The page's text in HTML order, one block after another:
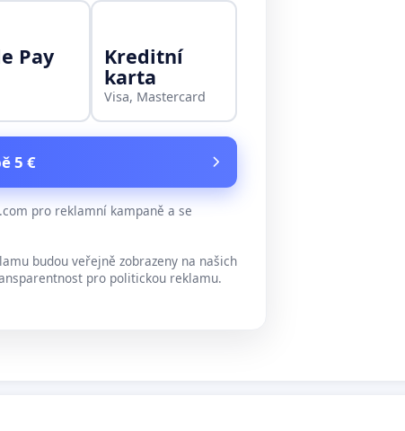
Pay Kreditní
karta
Visa, Mastercard
5 €
pro reklamní kampaně a se
budou veřejně zobrazeny na našich
pro politickou reklamu.